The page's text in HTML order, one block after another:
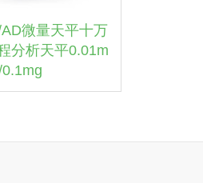
微量天平十万
分析天平0.01m